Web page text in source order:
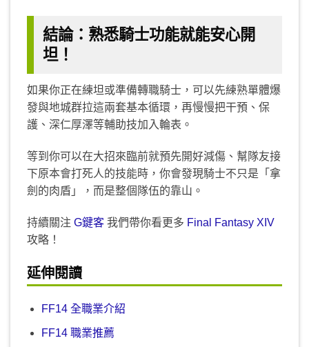
結論：熟悉騎士功能就能安心開
坦！
如果你正在練坦或準備轉職騎士，可以先練熟單體爆
發與地城群拉這兩套基本循環，再慢慢把干預、保
護、深仁厚澤等輔助技加入輪表。
等到你可以在大招來臨前就預先開好減傷、幫隊友接
下原本會打死人的技能時，你會發現騎士不只是「拿
劍的肉盾」，而是整個隊伍的靠山。
持續關注 G鍵客 我們帶你看更多 Final Fantasy XIV
攻略！
延伸閱讀
FF14 全職業介紹
FF14 職業推薦